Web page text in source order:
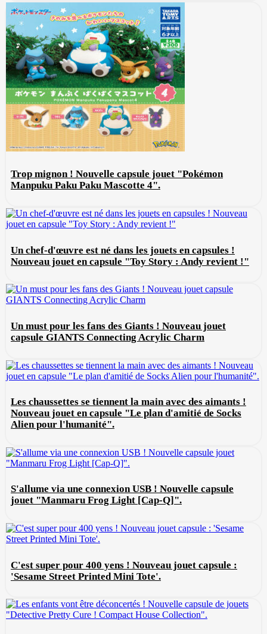
Trop mignon ! Nouvelle capsule jouet "Pokémon
Manpuku Paku Paku Mascotte 4".
Un chef-d'œuvre est né dans les jouets en capsules !
Nouveau jouet en capsule "Toy Story : Andy revient !"
Un must pour les fans des Giants ! Nouveau jouet
capsule GIANTS Connecting Acrylic Charm
Les chaussettes se tiennent la main avec des aimants !
Nouveau jouet en capsule "Le plan d'amitié de Socks
Alien pour l'humanité".
S'allume via une connexion USB ! Nouvelle capsule
jouet "Manmaru Frog Light [Cap-Q]".
C'est super pour 400 yens ! Nouveau jouet capsule :
'Sesame Street Printed Mini Tote'.